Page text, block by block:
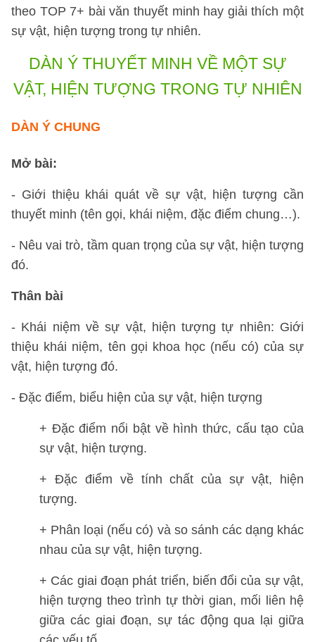
theo TOP 7+ bài văn thuyết minh hay giải thích một
sự vật, hiện tượng trong tự nhiên.
DÀN Ý THUYẾT MINH VỀ MỘT SỰ
VẬT, HIỆN TƯỢNG TRONG TỰ NHIÊN
DÀN Ý CHUNG
Mở bài:
- Giới thiệu khái quát về sự vật, hiện tượng cần
thuyết minh (tên gọi, khái niệm, đặc điểm chung…).
- Nêu vai trò, tầm quan trọng của sự vật, hiện tượng
đó.
Thân bài
- Khái niệm về sự vật, hiện tượng tự nhiên: Giới
thiệu khái niệm, tên gọi khoa học (nếu có) của sự
vật, hiện tượng đó.
- Đặc điểm, biểu hiện của sự vật, hiện tượng
+ Đặc điểm nổi bật về hình thức, cấu tạo của
sự vật, hiện tượng.
+ Đặc điểm về tính chất của sự vật, hiện
tượng.
+ Phân loại (nếu có) và so sánh các dạng khác
nhau của sự vật, hiện tượng.
+ Các giai đoạn phát triển, biến đổi của sự vật,
hiện tượng theo trình tự thời gian, mối liên hệ
giữa các giai đoạn, sự tác động qua lại giữa